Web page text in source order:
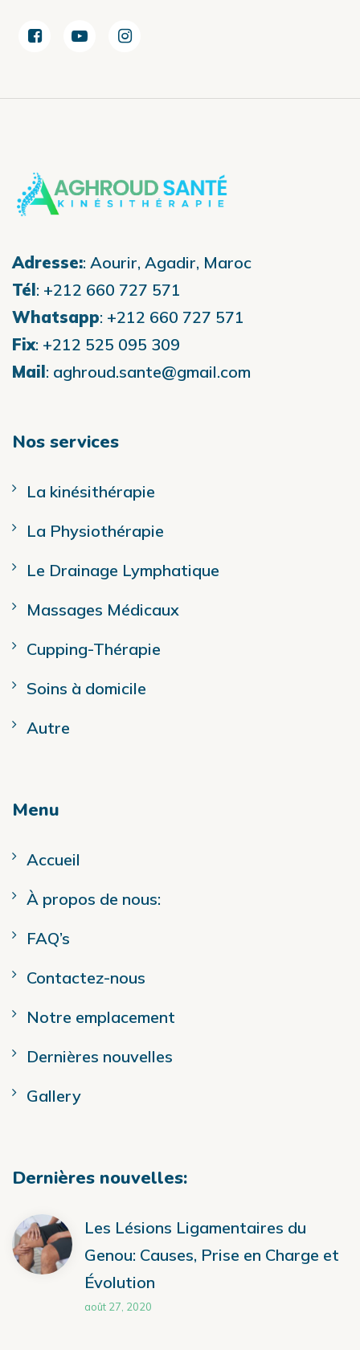
Adresse:: Aourir, Agadir, Maroc
Tél: +212 660 727 571
Whatsapp: +212 660 727 571
Fix: +212 525 095 309
Mail: aghroud.sante@gmail.com
Nos services
La kinésithérapie
La Physiothérapie
Le Drainage Lymphatique
Massages Médicaux
Cupping-Thérapie
Soins à domicile
Autre
Menu
Accueil
À propos de nous:
FAQ’s
Contactez-nous
Notre emplacement
Dernières nouvelles
Gallery
Dernières nouvelles:
Les Lésions Ligamentaires du
Genou: Causes, Prise en Charge et
Évolution
août 27, 2020